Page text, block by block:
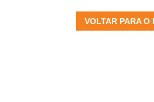
VOLTAR PARA O